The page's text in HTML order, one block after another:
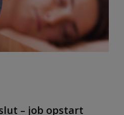
– job opstart